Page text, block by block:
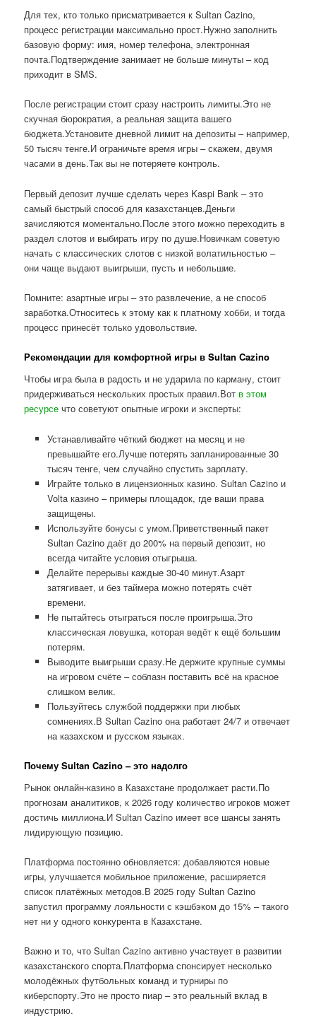
Для тех, кто только присматривается к Sultan Cazino,
процесс регистрации максимально прост.Нужно заполнить
базовую форму: имя, номер телефона, электронная
почта.Подтверждение занимает не больше минуты – код
приходит в SMS.
После регистрации стоит сразу настроить лимиты.Это не
скучная бюрократия, а реальная защита вашего
бюджета.Установите дневной лимит на депозиты – например,
50 тысяч тенге.И ограничьте время игры – скажем, двумя
часами в день.Так вы не потеряете контроль.
Первый депозит лучше сделать через Kaspi Bank – это
самый быстрый способ для казахстанцев.Деньги
зачисляются моментально.После этого можно переходить в
раздел слотов и выбирать игру по душе.Новичкам советую
начать с классических слотов с низкой волатильностью –
они чаще выдают выигрыши, пусть и небольшие.
Помните: азартные игры – это развлечение, а не способ
заработка.Относитесь к этому как к платному хобби, и тогда
процесс принесёт только удовольствие.
Рекомендации для комфортной игры в Sultan Cazino
Чтобы игра была в радость и не ударила по карману, стоит
придерживаться нескольких простых правил.Вотв этом
ресурсе что советуют опытные игроки и эксперты:
Устанавливайте чёткий бюджет на месяц и не
превышайте его.Лучше потерять запланированные 30
тысяч тенге, чем случайно спустить зарплату.
Играйте только в лицензионных казино. Sultan Cazino и
Volta казино – примеры площадок, где ваши права
защищены.
Используйте бонусы с умом.Приветственный пакет
Sultan Cazino даёт до 200% на первый депозит, но
всегда читайте условия отыгрыша.
Делайте перерывы каждые 30-40 минут.Азарт
затягивает, и без таймера можно потерять счёт
времени.
Не пытайтесь отыграться после проигрыша.Это
классическая ловушка, которая ведёт к ещё большим
потерям.
Выводите выигрыши сразу.Не держите крупные суммы
на игровом счёте – соблазн поставить всё на красное
слишком велик.
Пользуйтесь службой поддержки при любых
сомнениях.В Sultan Cazino она работает 24/7 и отвечает
на казахском и русском языках.
Почему Sultan Cazino – это надолго
Рынок онлайн-казино в Казахстане продолжает расти.По
прогнозам аналитиков, к 2026 году количество игроков может
достичь миллиона.И Sultan Cazino имеет все шансы занять
лидирующую позицию.
Платформа постоянно обновляется: добавляются новые
игры, улучшается мобильное приложение, расширяется
список платёжных методов.В 2025 году Sultan Cazino
запустил программу лояльности с кэшбэком до 15% – такого
нет ни у одного конкурента в Казахстане.
Важно и то, что Sultan Cazino активно участвует в развитии
казахстанского спорта.Платформа спонсирует несколько
молодёжных футбольных команд и турниры по
киберспорту.Это не просто пиар – это реальный вклад в
индустрию.